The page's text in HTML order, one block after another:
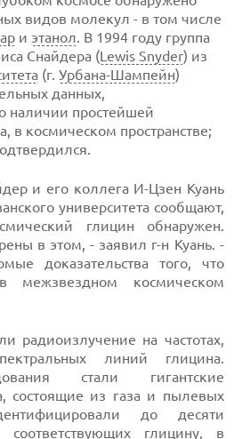
видов молекул - в том числе
и этанол. В 1994 году группа
Снайдера (Lewis Snyder) из
(г.Урбана-Шампейн)
данных,
наличии простейшей
в космическом пространстве;
и его коллега И-Цзен Куань
университета сообщают,
глицин обнаружен.
в этом, - заявил г-н Куань. -
доказательства того, что
межзвездном космическом
радиоизлучение на частотах,
линий глицина.
стали гигантские
состоящие из газа и пылевых
до десяти
соответствующих глицину, в